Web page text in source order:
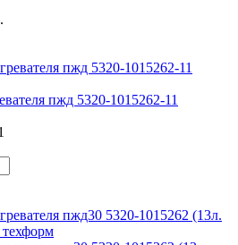
.
пжд 5320-1015262-11